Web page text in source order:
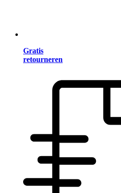
Gratis
retourneren